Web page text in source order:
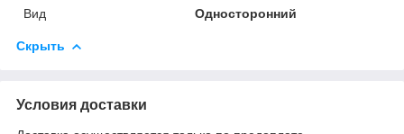
Вид
Односторонний
Скрыть
Условия доставки